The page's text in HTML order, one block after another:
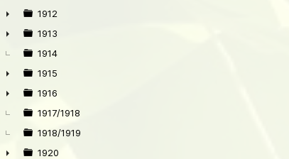
►
1912
►
1913
1914
►
1915
►
1916
1917/1918
1918/1919
1920